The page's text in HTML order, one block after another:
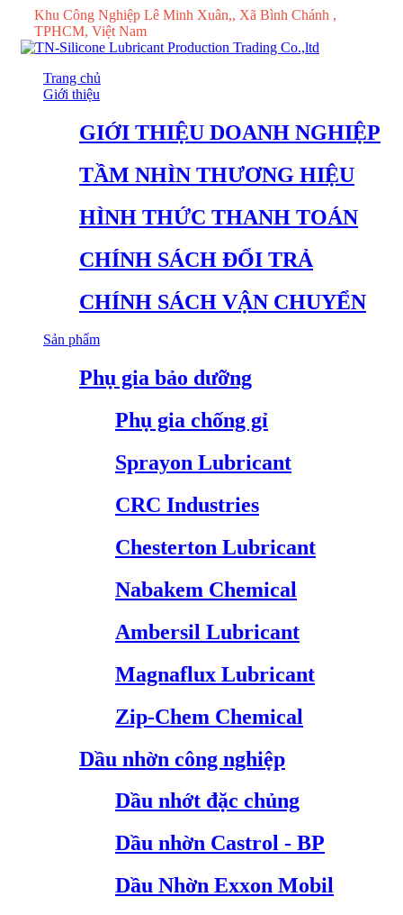
Khu Công Nghiệp Lê Minh Xuân,, Xã Bình Chánh ,
TPHCM, Việt Nam
Trang chủ
Giới thiệu
GIỚI THIỆU DOANH NGHIỆP
TẦM NHÌN THƯƠNG HIỆU
HÌNH THỨC THANH TOÁN
CHÍNH SÁCH ĐỔI TRẢ
CHÍNH SÁCH VẬN CHUYỂN
Sản phẩm
Phụ gia bảo dưỡng
Phụ gia chống gỉ
Sprayon Lubricant
CRC Industries
Chesterton Lubricant
Nabakem Chemical
Ambersil Lubricant
Magnaflux Lubricant
Zip-Chem Chemical
Dầu nhờn công nghiệp
Dầu nhớt đặc chủng
Dầu nhờn Castrol - BP
Dầu Nhờn Exxon Mobil